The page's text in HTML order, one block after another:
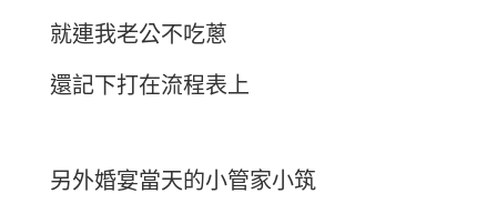
就連我老公不吃蔥
還記下打在流程表上
另外婚宴當天的小管家小筑